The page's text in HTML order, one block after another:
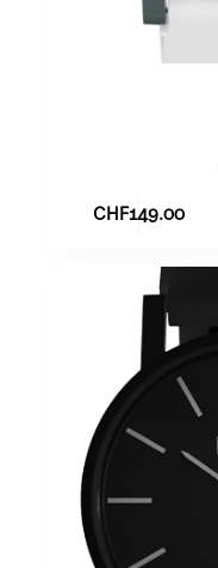
CHF149.00